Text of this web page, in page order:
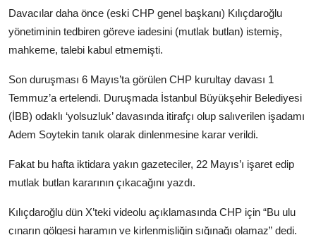
Davacılar daha önce (eski CHP genel başkanı) Kılıçdaroğlu
yönetiminin tedbiren göreve iadesini (mutlak butlan) istemiş,
mahkeme, talebi kabul etmemişti.
Son duruşması 6 Mayıs’ta görülen CHP kurultay davası 1
Temmuz’a ertelendi. Duruşmada İstanbul Büyükşehir Belediyesi
(İBB) odaklı ‘yolsuzluk’ davasında itirafçı olup salıverilen işadamı
Adem Soytekin tanık olarak dinlenmesine karar verildi.
Fakat bu hafta iktidara yakın gazeteciler, 22 Mayıs’ı işaret edip
mutlak butlan kararının çıkacağını yazdı.
Kılıçdaroğlu dün X’teki videolu açıklamasında CHP için “Bu ulu
çınarın gölgesi haramın ve kirlenmişliğin sığınağı olamaz” dedi.